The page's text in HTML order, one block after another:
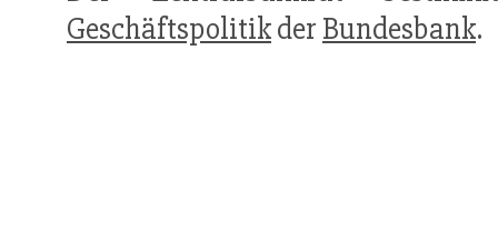
Geschäftspolitikder Bundesbank.